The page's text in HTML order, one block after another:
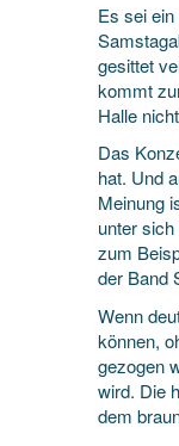
Es sei
gesittet
kommt
Halle
Das
hat. Und
Meinung
unter
zum
der Band
Wenn
können,
gezogen
wird. Die
dem